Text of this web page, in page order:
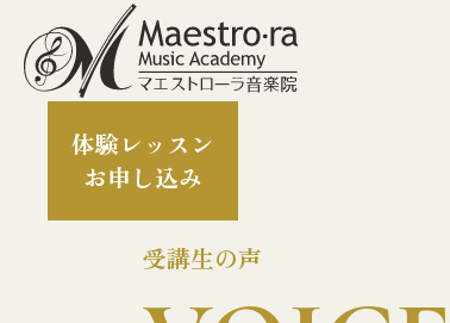
体験レッスン
お申し込み
受講生の声